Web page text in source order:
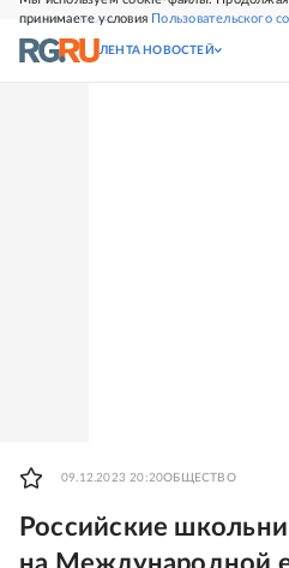
принимаете условия Пользовательского
СВЕЖИЙ НОМЕР
ЛЕНТА НОВОСТЕЙ
09.12.2023 20:20ОБЩЕСТВО
Российские